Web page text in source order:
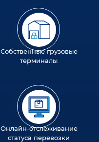
Собственные грузовые
терминалы
Онлайн-отслеживание
статуса перевозки